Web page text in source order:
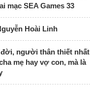
mạc SEA Games 33
Hoài Linh
người thân thiết nhất
mẹ hay vợ con, mà là